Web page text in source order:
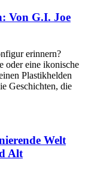
Von G.I. Joe
erinnern?
oder eine ikonische
Plastikhelden
Geschichten, die
Welt
Alt